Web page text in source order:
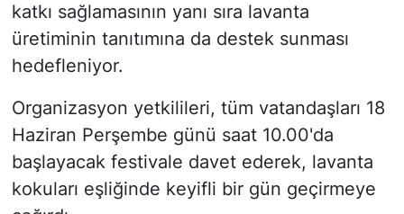
katkı sağlamasının yanı sıra lavanta
üretiminin tanıtımına da destek sunması
hedefleniyor.
Organizasyon yetkilileri, tüm vatandaşları 18
Haziran Perşembe günü saat 10.00'da
başlayacak festivale davet ederek, lavanta
kokuları eşliğinde keyifli bir gün geçirmeye